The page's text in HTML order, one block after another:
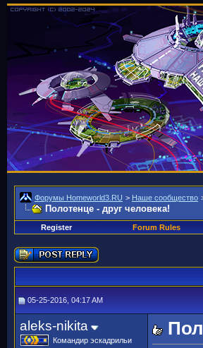
Форумы Homeworld3.RU > Наше сообщество
Полотенце - друг человека!
Register Forum Rules
05-25-2016, 04:17 AM
aleks-nikita
Командир эскадрильи